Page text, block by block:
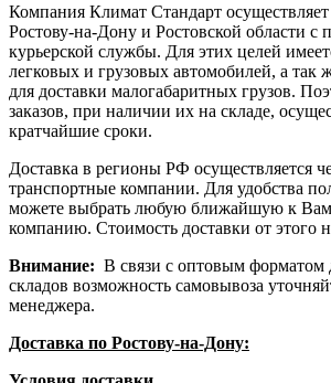
Компания Климат Стандарт осуществляет
Ростову-на-Дону и Ростовской области с
курьерской службы. Для этих целей
легковых и грузовых автомобилей, а так
для доставки малогабаритных грузов.
заказов, при наличии их на складе,
кратчайшие сроки.
Доставка в регионы РФ осуществляется
транспортные компании. Для удобства
можете выбрать любую ближайшую к
компанию. Стоимость доставки от этого
Внимание: В связи с оптовым форматом
складов возможность самовывоза
менеджера.
Доставка по Ростову-на-Дону: